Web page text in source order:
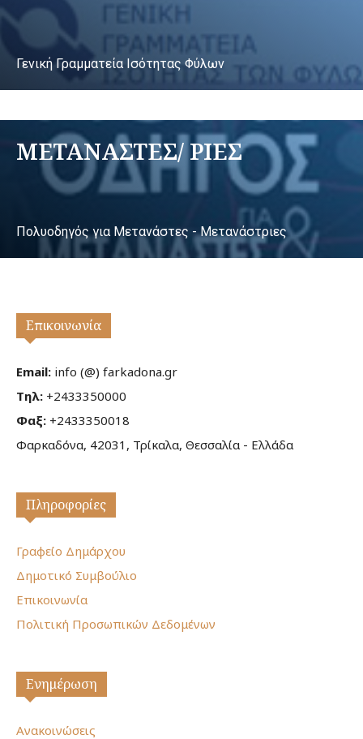
Γενική Γραμματεία Ισότητας Φύλων
ΜΕΤΑΝΑΣΤΕΣ/ ΡΙΕΣ
Πολυοδηγός για Μετανάστες - Μετανάστριες
Επικοινωνία
Email: info (@) farkadona.gr
Τηλ: +2433350000
Φαξ: +2433350018
Φαρκαδόνα, 42031, Τρίκαλα, Θεσσαλία - Ελλάδα
Πληροφορίες
Γραφείο Δημάρχου
Δημοτικό Συμβούλιο
Επικοινωνία
Πολιτική Προσωπικών Δεδομένων
Ενημέρωση
Ανακοινώσεις